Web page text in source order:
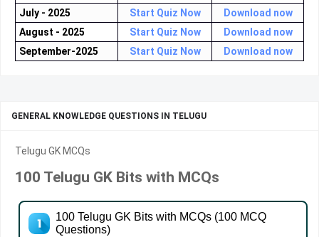
July - 2025
Start Quiz Now
Download now
August - 2025
Start Quiz Now
Download now
September-2025
Start Quiz Now Download now
GENERAL KNOWLEDGE QUESTIONS IN TELUGU
Telugu GK MCQs
100 Telugu GK Bits with MCQs
100 Telugu GK Bits with MCQs (100 MCQ
Questions)